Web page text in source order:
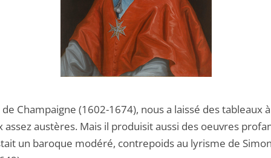
Champaigne (1602-1674), nous a laissé des tableaux
assez austères. Mais il produisit aussi des oeuvres
un baroque modéré, contrepoids au lyrisme de